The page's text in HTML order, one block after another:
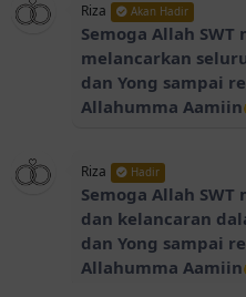
Riza Akan Hadir
Semoga Allah
melancarkan
dan Yong sampai
Allahumma
Riza Hadir
Semoga Allah
dan kelancaran
dan Yong sampai
Allahumma